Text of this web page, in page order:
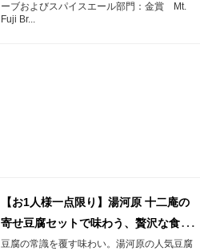
ーブおよびスパイスエール部門：金賞 Mt.
Fuji Br...
【お1人様一点限り】湯河原 十二庵の
寄せ豆腐セットで味わう、贅沢な食卓
時間
豆腐の常識を覆す味わい。湯河原の人気豆腐